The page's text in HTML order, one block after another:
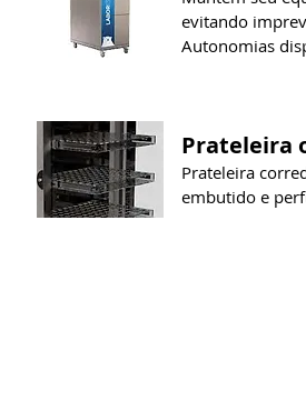
evitando
Autonomias
Prateleira
Prateleira
embutido e